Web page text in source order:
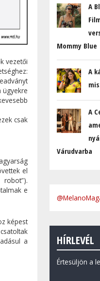
vezetői
ügyekre
csak
el
e
képest
a
A
Mommy Blue
A
A
Várudvarba
HÍRLEVÉL
Értesüljön a